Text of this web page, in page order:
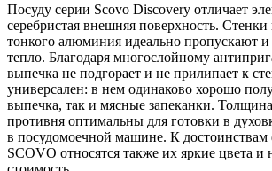
Посуду серии Scovo Discovery отличает
серебристая внешняя поверхность.
тонкого алюминия идеально пропускают и
тепло. Благодаря многослойному
выпечка не подгорает и не прилипает к
универсален: в нем одинаково хорошо
выпечка, так и мясные запеканки.
противня оптимальны для готовки в
в посудомоечной машине. К
SCOVO относятся также их яркие цвета и